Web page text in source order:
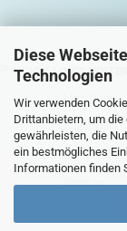
Diese
Technologien
Wir verwenden
Drittanbietern, um
gewährleisten, die
ein bestmögliches
Informationen finden
QUICK-LINKS
Mein Konto
Warenkorb
Zur Kasse
Sitemap